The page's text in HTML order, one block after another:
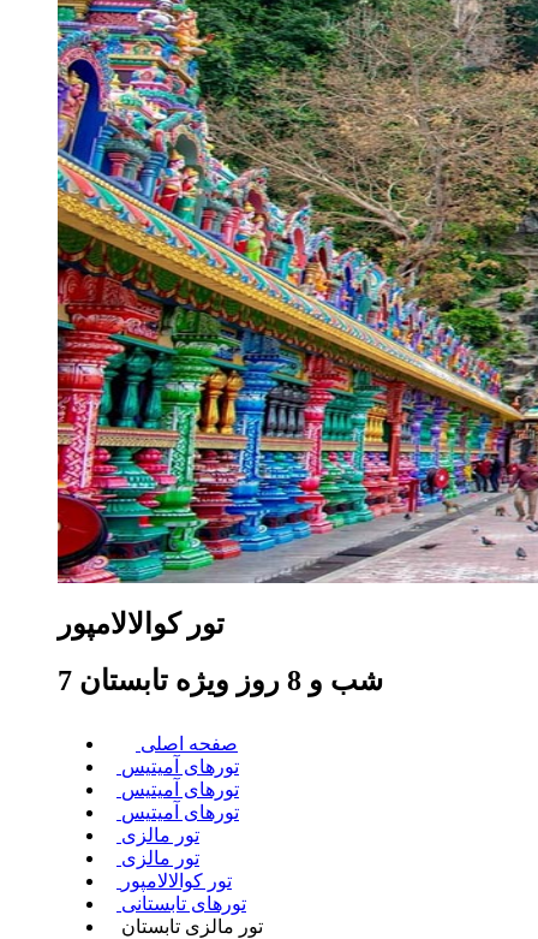
تور کوالالامپور
7 شب و 8 روز
ویژه تابستان
صفحه اصلی
تورهای آمیتیس
تورهای آمیتیس
تورهای آمیتیس
تور مالزی
تور مالزی
تور کوالالامپور
تور‌های تابستانی
تور مالزی تابستان